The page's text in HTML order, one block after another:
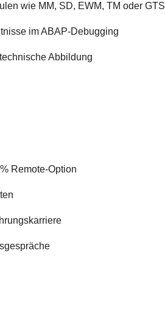
wie MM, SD, EWM, TM oder GTS
im ABAP-Debugging
Abbildung
Remote-Option